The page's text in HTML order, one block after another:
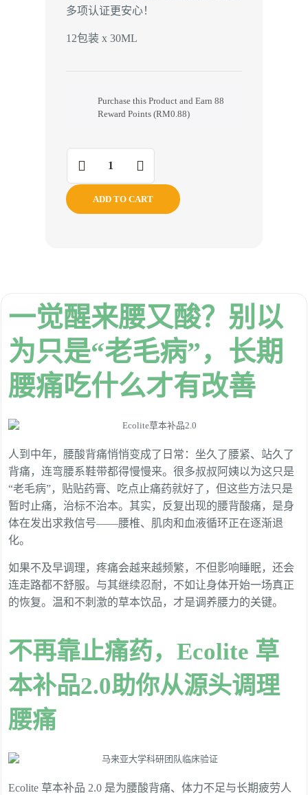
多项认证更安心！
12包装 x 30ML
Purchase this Product and Earn 88
Reward Points (RM0.88)
ADD TO CART
一觉醒来腰又酸？别以
为只是“老毛病”，长期
腰痛吃什么才有改善
人到中年，腰酸背痛悄悄变成了日常：坐久了腰紧、站久了
背痛，连弯腰系鞋带都得慢慢来。很多叔叔阿姨以为这只是
“老毛病”，贴贴药膏、吃点止痛药就好了，但这些方法只是
暂时止痛，治标不治本。其实，反复出现的腰背酸痛，是身
体在发出求救信号——腰椎、肌肉和血液循环正在逐渐退
化。
如果不及早调理，疼痛会越来越频繁，不但影响睡眠，还会
连走路都不舒服。与其继续忍耐，不如让身体开始一场真正
的恢复。温和不刺激的草本饮品，才是调养腰力的关键。
不再靠止痛药，Ecolite 草
本补品2.0助你从源头调理
腰痛
Ecolite 草本补品 2.0 是为腰酸背痛、体力不足与长期疲劳人